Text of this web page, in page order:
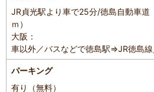
JR貞光駅より車で25分/徳島自動車
ｍ）
大阪：
車以外／バスなどで徳島駅⇒JR徳島
パーキング
有り（無料）